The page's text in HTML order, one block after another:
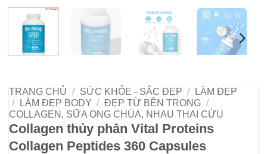
TRANG CHỦ / SỨC KHỎE - SẮC ĐẸP /
LÀM ĐẸP
/
LÀM ĐẸP BODY / ĐẸP TỪ BÊN TRONG /
COLLAGEN, SỮA ONG CHÚA, NHAU THAI CỪU
Collagen thủy phân Vital Proteins
Collagen Peptides 360 Capsules